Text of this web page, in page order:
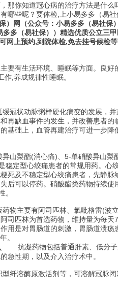
那你知道冠心病的治疗方法是什么
哪些呢？要体检,上小易多多（易社
）网（公众号：小易多多（易社保
多（易社保））精选优质公立三
网上预约,到院体检,免去挂号候检
要有生活环境、睡眠等方面。良好
,养成规律性睡眠。
状动脉粥样硬化病变的发展，并
再缺血事件的发生，并改善患者的
基础上，血管再建治疗可进一步降
梨酯(消心痛)、5-单硝酸异山梨
稳定型心绞痛患者的常规用药。心
死及不稳定型心绞痛患者，先静脉
后可以停药。硝酸酯类药物持续使
。
主要有阿司匹林、氯吡格雷(波
司匹林为首选药物，维持量为每天
用是对胃肠道的刺激，胃肠道溃疡
。
抗凝药物包括普通肝素、低分子
急性期，以及介入治疗术中。
溶酶原激活剂等，可溶解冠脉闭